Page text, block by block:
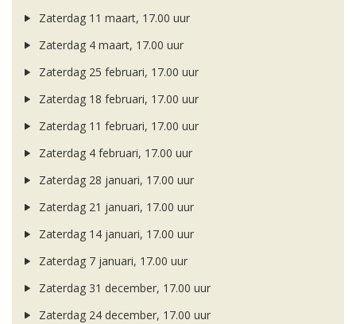
Zaterdag 11 maart, 17.00 uur
Zaterdag 4 maart, 17.00 uur
Zaterdag 25 februari, 17.00 uur
Zaterdag 18 februari, 17.00 uur
Zaterdag 11 februari, 17.00 uur
Zaterdag 4 februari, 17.00 uur
Zaterdag 28 januari, 17.00 uur
Zaterdag 21 januari, 17.00 uur
Zaterdag 14 januari, 17.00 uur
Zaterdag 7 januari, 17.00 uur
Zaterdag 31 december, 17.00 uur
Zaterdag 24 december, 17.00 uur